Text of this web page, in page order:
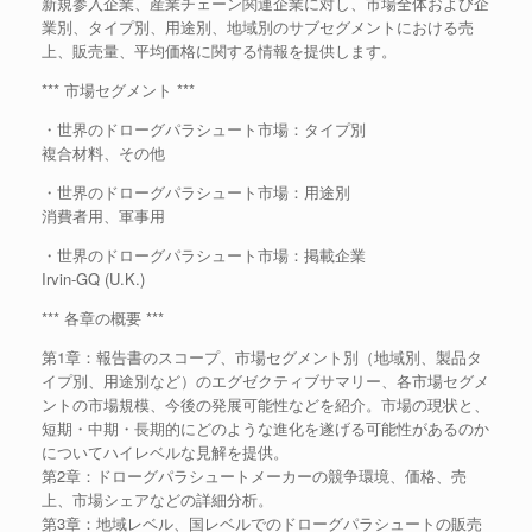
業別、タイプ別、用途別、地域別のサブセグメントにおける売
上、販売量、平均価格に関する情報を提供します。
*** 市場セグメント ***
・世界のドローグパラシュート市場：タイプ別
複合材料、その他
・世界のドローグパラシュート市場：用途別
消費者用、軍事用
・世界のドローグパラシュート市場：掲載企業
Irvin-GQ (U.K.)
*** 各章の概要 ***
第1章：報告書のスコープ、市場セグメント別（地域別、製品タ
イプ別、用途別など）のエグゼクティブサマリー、各市場セグメ
ントの市場規模、今後の発展可能性などを紹介。市場の現状と、
短期・中期・長期的にどのような進化を遂げる可能性があるのか
についてハイレベルな見解を提供。
第2章：ドローグパラシュートメーカーの競争環境、価格、売
上、市場シェアなどの詳細分析。
第3章：地域レベル、国レベルでのドローグパラシュートの販売